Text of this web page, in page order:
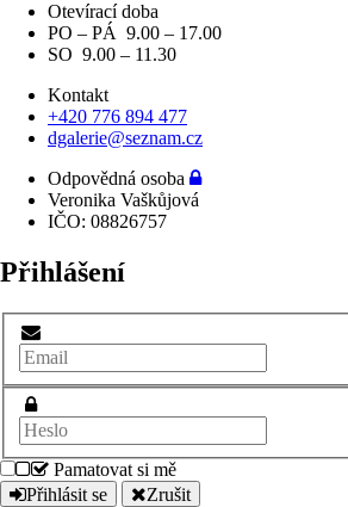
Otevírací doba
PO – PÁ 9.00 – 17.00
SO 9.00 – 11.30
Kontakt
+420 776 894 477
dgalerie@seznam.cz
Odpovědná osoba
Veronika Vaškůjová
IČO: 08826757
Přihlášení
Pamatovat si mě
Přihlásit se Zrušit